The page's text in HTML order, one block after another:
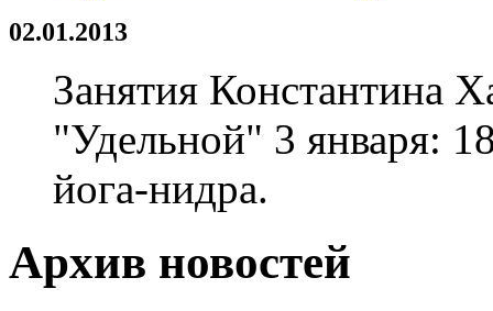
02.01.2013
Занятия Константина
"Удельной" 3 января:
йога-нидра.
Архив новостей